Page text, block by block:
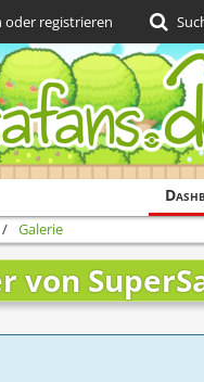
oder registrieren
Galerie
von